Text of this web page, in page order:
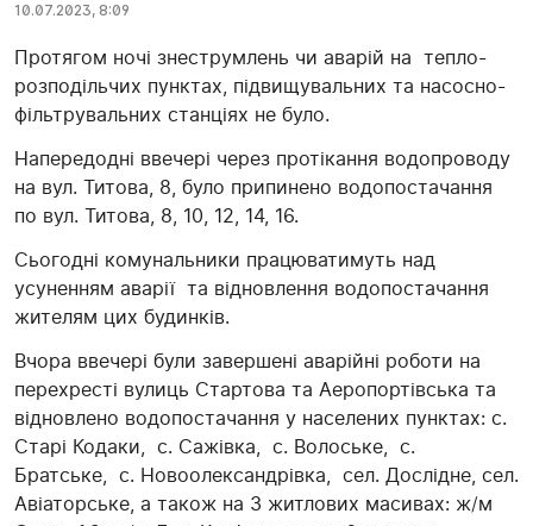
10.07.2023, 8:09
Протягом ночі знеструмлень чи аварій на тепло-
розподільчих пунктах, підвищувальних та насосно-
фільтрувальних станціях не було.
Напередодні ввечері через протікання водопроводу
на вул. Титова, 8, було припинено водопостачання
по вул. Титова, 8, 10, 12, 14, 16.
Сьогодні комунальники працюватимуть над
усуненням аварії та відновлення водопостачання
жителям цих будинків.
Вчора ввечері були завершені аварійні роботи на
перехресті вулиць Стартова та Аеропортівська та
відновлено водопостачання у населених пунктах: с.
Старі Кодаки, с. Сажівка, с. Волоське, с.
Братське, с. Новоолександрівка, сел. Дослідне, сел.
Авіаторське, а також на 3 житлових масивах: ж/м